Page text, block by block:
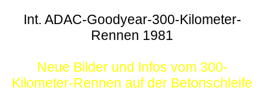
Int. ADAC-Goodyear-300-Kilometer-
Rennen 1981
Neue Bilder und Infos vom 300-
Kilometer-Rennen auf der Betonschleife